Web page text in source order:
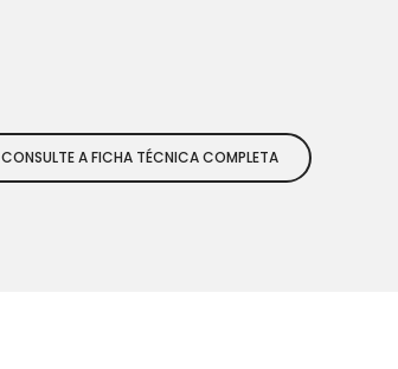
CONSULTE A FICHA TÉCNICA COMPLETA